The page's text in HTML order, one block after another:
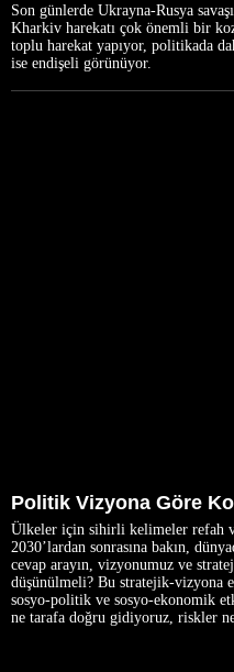
Son günlerde Ukrayna-Rusya
Kharkiv harekatı çok önemli bir
toplu harekat yapıyor, politikada
ise endişeli görünüyor.
Politik Vizyona Göre
Ülkeler için sihirli kelimeler refah
2030’lardan sonrasına bakın,
cevap arayın, vizyonumuz ve
düşünülmeli? Bu stratejik-vizyona
sosyo-politik ve sosyo-ekonomik
ne tarafa doğru gidiyoruz, riskler